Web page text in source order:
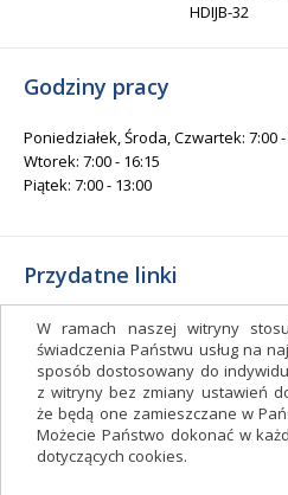
W ramach naszej witryny
świadczenia Państwu usług na
sposób dostosowany do
z witryny bez zmiany ustawień
że będą one zamieszczane w
Możecie Państwo dokonać w
dotyczących cookies.
HDIJB-32
Godziny pracy
Poniedziałek, Środa, Czwartek: 7:00 -
Wtorek: 7:00 - 16:15
Piątek: 7:00 - 13:00
Przydatne linki
Gminny Ośrodek Kultury i Sportu
Gminna Biblioteka Publiczna
facebook.com/gminagrudziadz
Deklaracja dostępności